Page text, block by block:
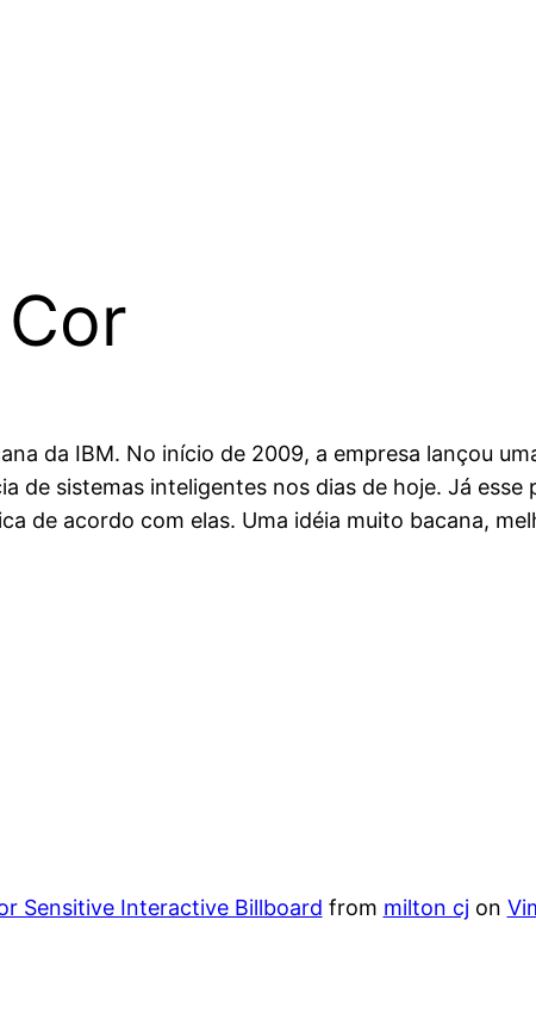
da IBM. No início de 2009, a empresa lançou
de sistemas inteligentes nos dias de hoje. Já
de acordo com elas. Uma idéia muito bacana,
Sensitive Interactive Billboard from milton cj on